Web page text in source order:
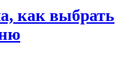
как выбрать